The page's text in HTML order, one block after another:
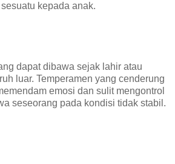
kepada anak.
dapat dibawa sejak lahir atau
luar. Temperamen yang cenderung
emosi dan sulit mengontrol
seseorang pada kondisi tidak stabil.